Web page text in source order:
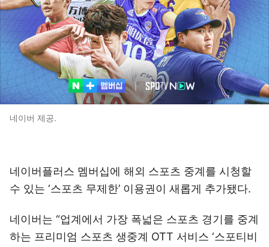
네이버 제공.
네이버플러스 멤버십에 해외 스포츠 중계를 시청할
수 있는 ‘스포츠 무제한’ 이용권이 새롭게 추가됐다.
네이버는 “업계에서 가장 폭넓은 스포츠 경기를 중계
하는 프리미엄 스포츠 생중계 OTT 서비스 ‘스포티비